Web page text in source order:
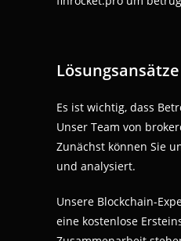
Es ist wichtig, dass
Unser Team von
Zunächst können Sie
und analysiert.
Unsere Blockchain-
eine kostenlose